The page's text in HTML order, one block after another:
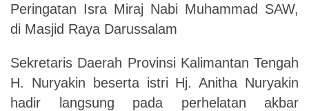
Peringatan Isra Miraj Nabi Muhammad SAW,
di Masjid Raya Darussalam
Sekretaris Daerah Provinsi Kalimantan Tengah
H. Nuryakin beserta istri Hj. Anitha Nuryakin
hadir langsung pada perhelatan akbar